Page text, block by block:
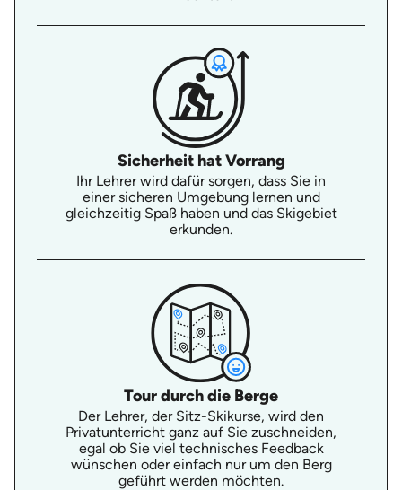
Sicherheit hat Vorrang
Ihr Lehrer wird dafür sorgen, dass Sie in
einer sicheren Umgebung lernen und
gleichzeitig Spaß haben und das Skigebiet
erkunden.
Tour durch die Berge
Der Lehrer, der Sitz-Skikurse, wird den
Privatunterricht ganz auf Sie zuschneiden,
egal ob Sie viel technisches Feedback
wünschen oder einfach nur um den Berg
geführt werden möchten.